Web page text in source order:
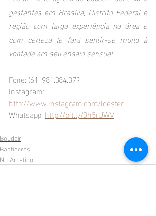
gestantes em Brasília, Distrito Federal e
região com larga experiência na área e
com certeza te fará sentir-se muito à
vontade em seu ensaio sensual
Fone: (61) 981.384.379
Instagram:
http://www.instagram.com/loester
Whatsapp: http://bit.ly/3h5rUWV
Boudoir
Bastidores
Nu Artístico